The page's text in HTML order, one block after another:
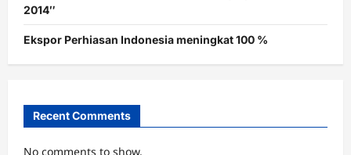
2014″
Ekspor Perhiasan Indonesia meningkat 100 %
Recent Comments
No comments to show.